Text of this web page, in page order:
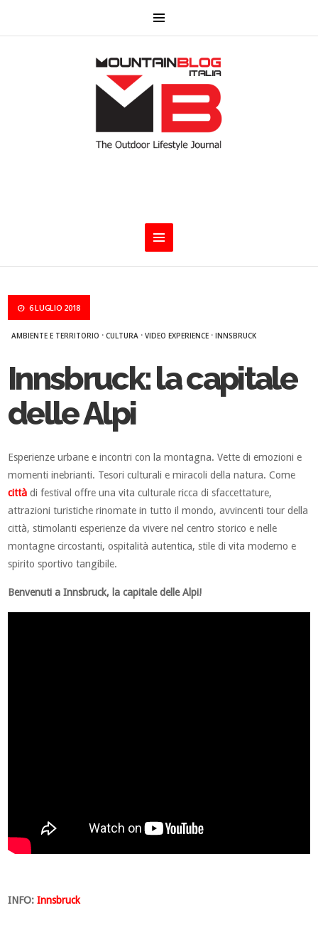
6 LUGLIO 2018
AMBIENTE E TERRITORIO ·CULTURA ·VIDEO EXPERIENCE ·INNSBRUCK
Innsbruck: la capitale
delle Alpi
Esperienze urbane e incontri con la montagna. Vette di emozioni e
momenti inebrianti. Tesori culturali e miracoli della natura. Come
città di festival offre una vita culturale ricca di sfaccettature,
attrazioni turistiche rinomate in tutto il mondo, avvincenti tour della
città, stimolanti esperienze da vivere nel centro storico e nelle
montagne circostanti, ospitalità autentica, stile di vita moderno e
spirito sportivo tangibile.
Benvenuti a Innsbruck, la capitale delle Alpi!
INFO:Innsbruck